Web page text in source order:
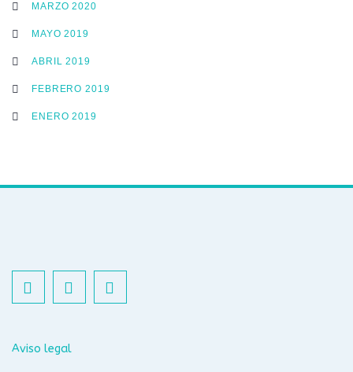
MARZO 2020
MAYO 2019
ABRIL 2019
FEBRERO 2019
ENERO 2019
Aviso legal